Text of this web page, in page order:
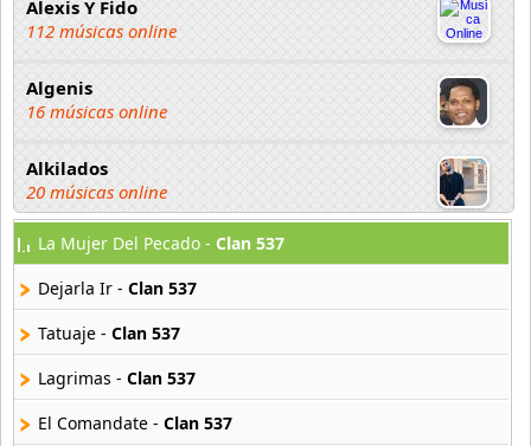
Alexis Y Fido
112 músicas online
Algenis
16 músicas online
Alkilados
20 músicas online
Andy Boy
42 músicas online
Angel Olmos
9 músicas online
20 músicas online
La Mujer Del Pecado - Clan 537
Dejarla Ir - Clan 537
Tatuaje - Clan 537
Lagrimas - Clan 537
El Comandate - Clan 537